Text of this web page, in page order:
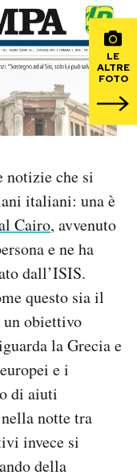
calcio 2026
LE
ALTRE
FOTO
notizie che si
italiani: una è
Cairo, avvenuto
e ne ha
dall’ISIS.
questo sia il
obiettivo
la Grecia e
e i
di aiuti
notte tra
invece si
della